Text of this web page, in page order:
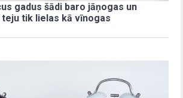
gadus šādi baro jāņogas un
tik lielas kā vīnogas